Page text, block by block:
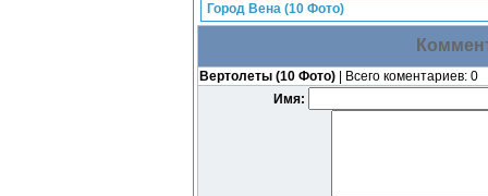
Город Вена (10 Фото)
Вертолеты (10 Фото) | Всего коментариев: 0
Имя: